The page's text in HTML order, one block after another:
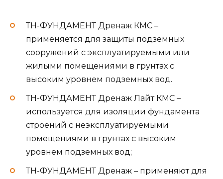
ТН-ФУНДАМЕНТ Дренаж КМС –
применяется для защиты подземных
сооружений с эксплуатируемыми или
жилыми помещениями в грунтах с
высоким уровнем подземных вод.
ТН-ФУНДАМЕНТ Дренаж Лайт КМС –
используется для изоляции фундамента
строений с неэксплуатируемыми
помещениями в грунтах с высоким
уровнем подземных вод;
ТН-ФУНДАМЕНТ Дренаж – применяют для